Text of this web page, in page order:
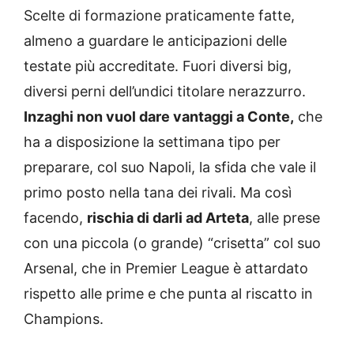
Scelte di formazione praticamente fatte,
almeno a guardare le anticipazioni delle
testate più accreditate. Fuori diversi big,
diversi perni dell’undici titolare nerazzurro.
Inzaghi non vuol dare vantaggi a Conte, che
ha a disposizione la settimana tipo per
preparare, col suo Napoli, la sfida che vale il
primo posto nella tana dei rivali. Ma così
facendo, rischia di darli ad Arteta, alle prese
con una piccola (o grande) “crisetta” col suo
Arsenal, che in Premier League è attardato
rispetto alle prime e che punta al riscatto in
Champions.